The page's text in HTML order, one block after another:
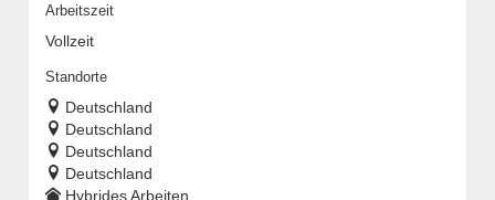
Arbeitszeit
Vollzeit
Standorte
Deutschland
Deutschland
Deutschland
Deutschland
Hybrides Arbeiten